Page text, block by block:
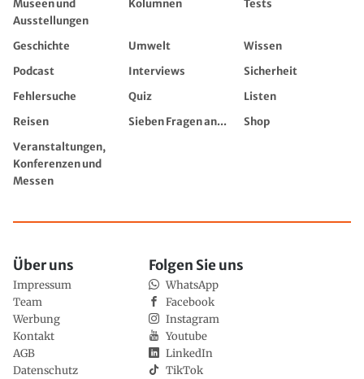
Museen und
Ausstellungen
Kolumnen Tests
Geschichte Umwelt
Wissen
Podcast
Interviews
Sicherheit
Fehlersuche
Quiz
Listen
Reisen
Sieben Fragen an...
Shop
Veranstaltungen,
Konferenzen und
Messen
Über uns
Impressum
Team
Werbung
Kontakt
AGB
Datenschutz
Folgen Sie uns
WhatsApp
Facebook
Instagram
Youtube
LinkedIn
TikTok